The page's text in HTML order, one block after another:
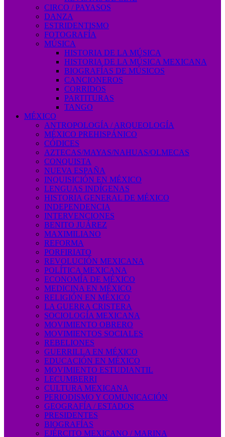
CIRCO / PAYASOS
DANZA
ESTRIDENTISMO
FOTOGRAFÍA
MÚSICA
HISTORIA DE LA MÚSICA
HISTORIA DE LA MÚSICA MEXICANA
BIOGRAFÍAS DE MÚSICOS
CANCIONEROS
CORRIDOS
PARTITURAS
TANGO
MÉXICO
ANTROPOLOGÍA / ARQUEOLOGÍA
MÉXICO PREHISPÁNICO
CÓDICES
AZTECAS/MAYAS/NAHUAS/OLMECAS
CONQUISTA
NUEVA ESPAÑA
INQUISICIÓN EN MÉXICO
LENGUAS INDÍGENAS
HISTORIA GENERAL DE MÉXICO
INDEPENDENCIA
INTERVENCIONES
BENITO JUÁREZ
MAXIMILIANO
REFORMA
PORFIRIATO
REVOLUCIÓN MEXICANA
POLÍTICA MEXICANA
ECONOMÍA DE MÉXICO
MEDICINA EN MÉXICO
RELIGIÓN EN MÉXICO
LA GUERRA CRISTERA
SOCIOLOGÍA MEXICANA
MOVIMIENTO OBRERO
MOVIMIENTOS SOCIALES
REBELIONES
GUERRILLA EN MÉXICO
EDUCACIÓN EN MÉXICO
MOVIMIENTO ESTUDIANTIL
LECUMBERRI
CULTURA MEXICANA
PERIODISMO Y COMUNICACIÓN
GEOGRAFÍA / ESTADOS
PRESIDENTES
BIOGRAFÍAS
EJÉRCITO MEXICANO / MARINA